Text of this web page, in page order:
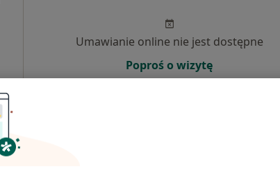
Umawianie online nie jest dostępne
Poproś o wizytę